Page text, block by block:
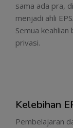
sama ada pra,
menjadi ahli
Semua
privasi.
Kelebihan
Pembelajaran